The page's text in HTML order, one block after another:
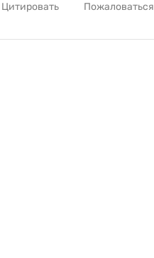
Цитировать Пожаловаться